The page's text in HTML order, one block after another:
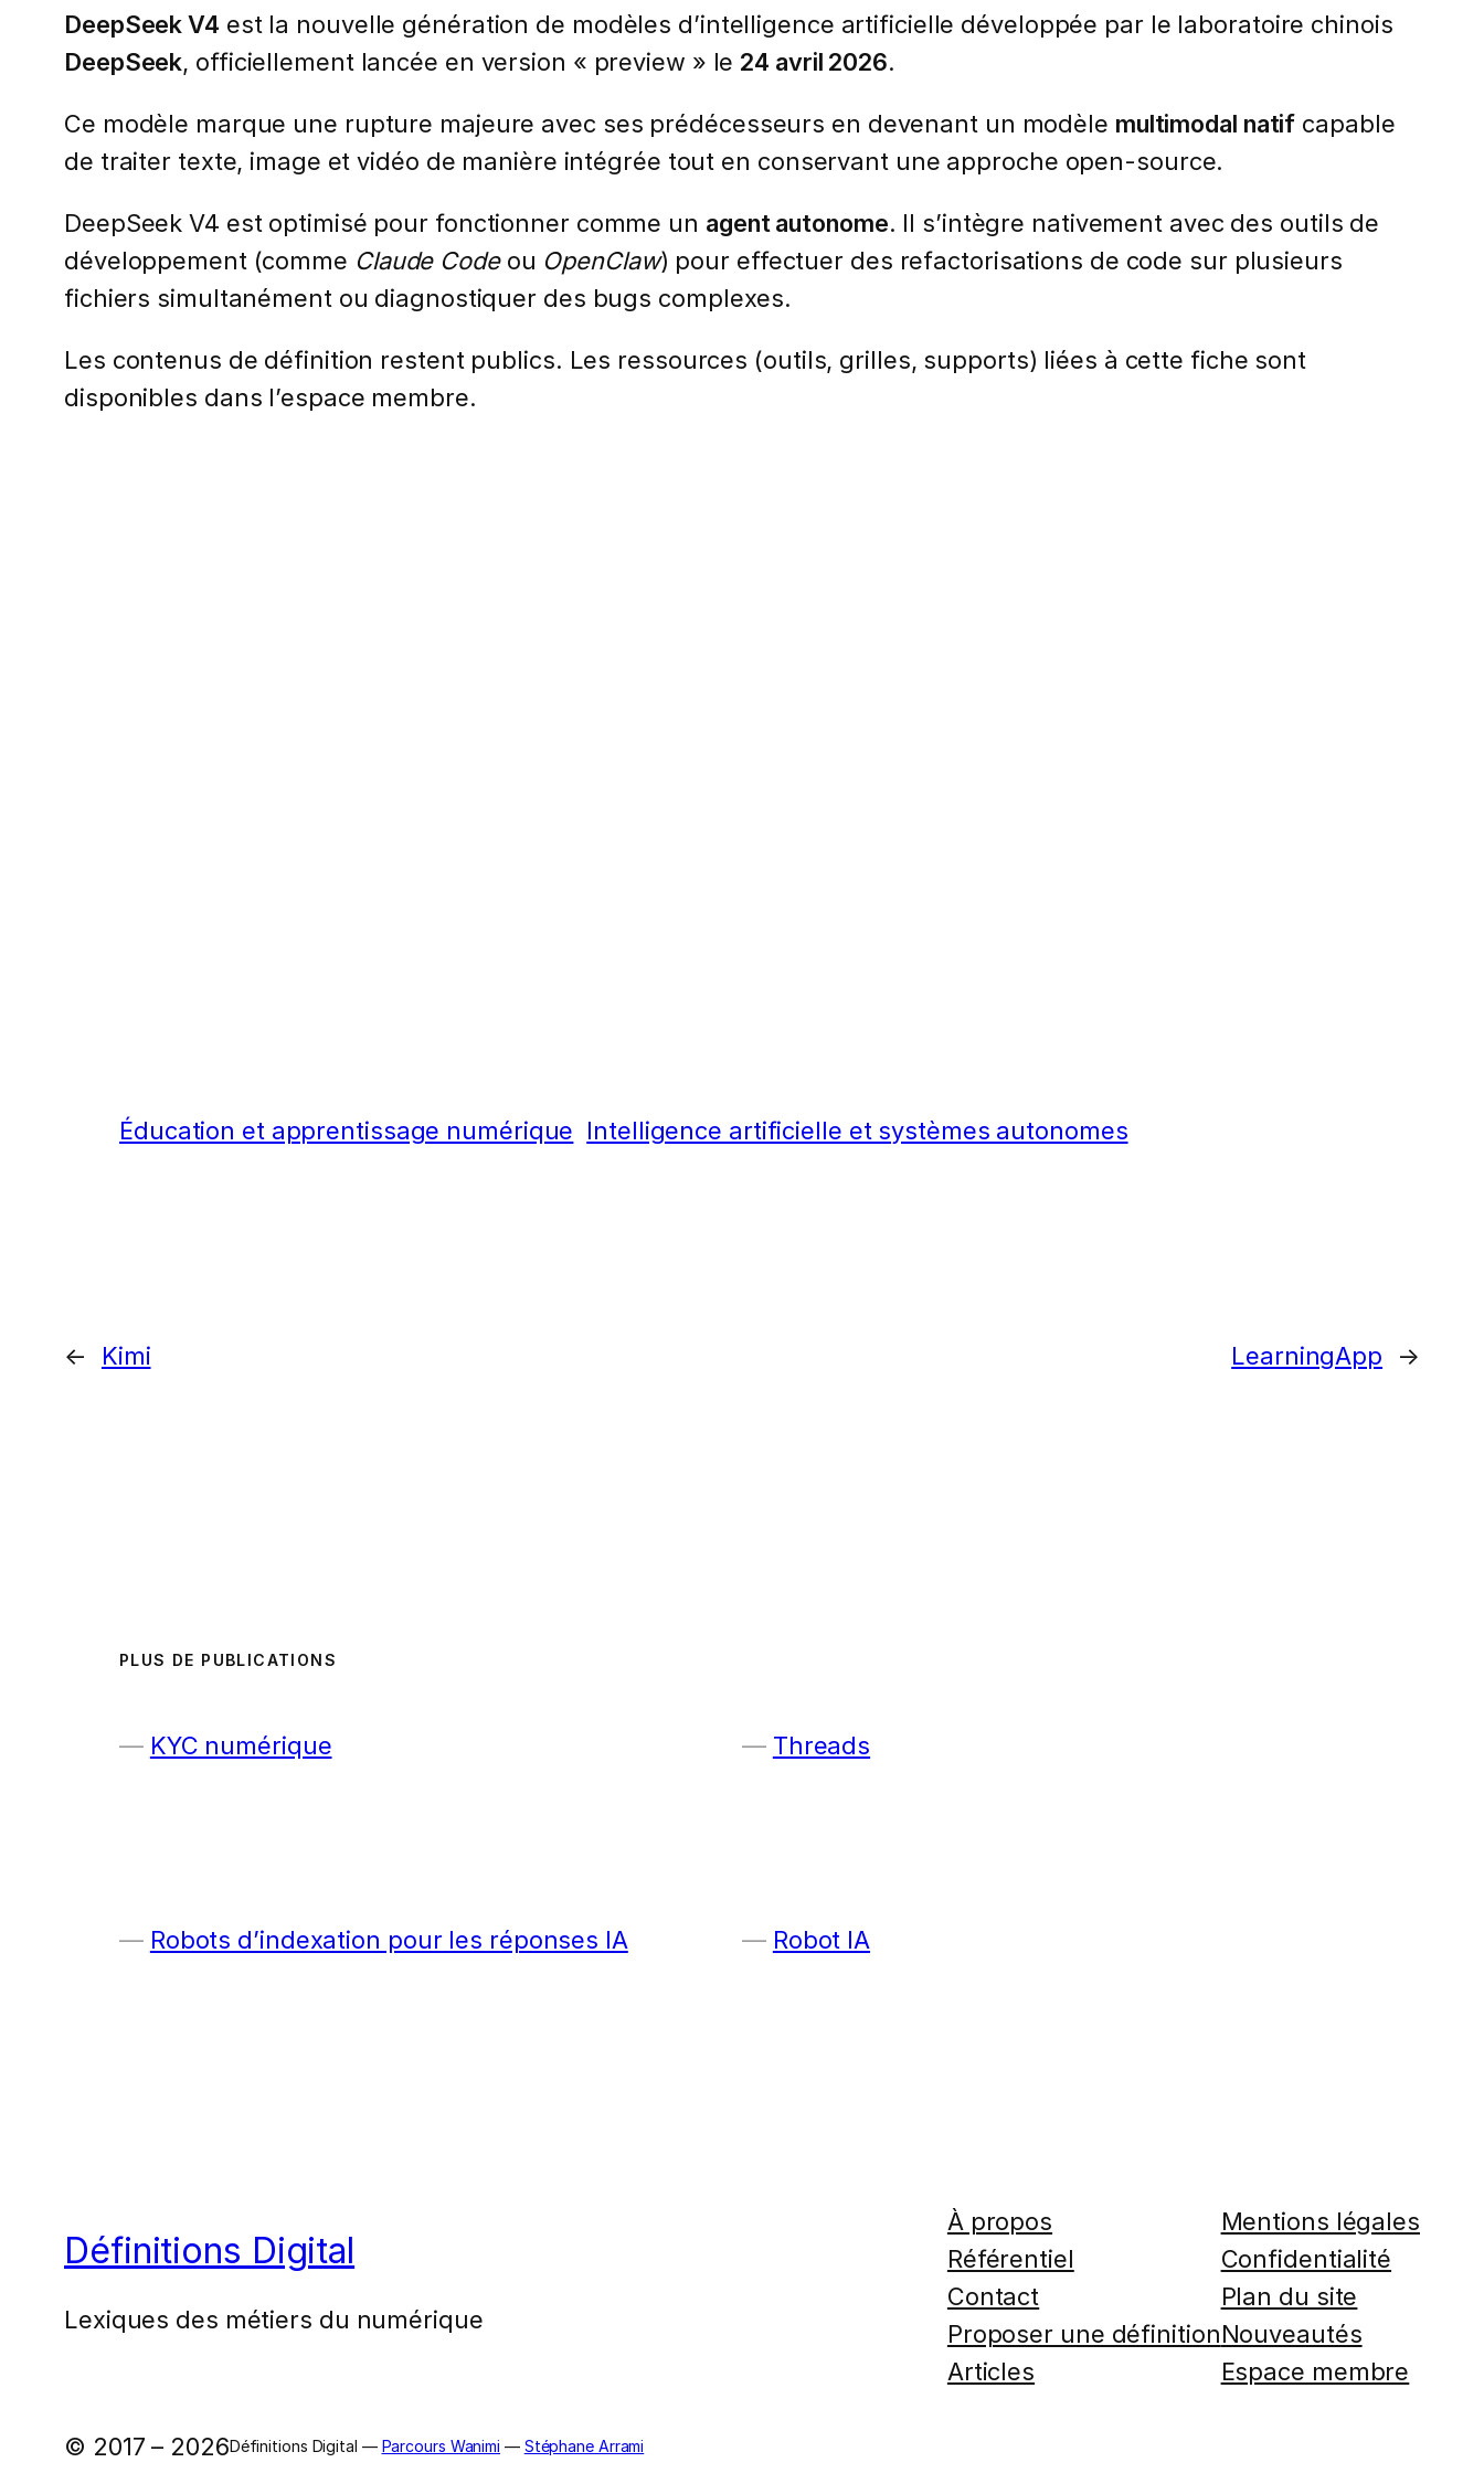
DeepSeek V4 est la nouvelle génération de modèles d’intelligence artificielle développée par le laboratoire chinois
DeepSeek, officiellement lancée en version « preview » le 24 avril 2026.
Ce modèle marque une rupture majeure avec ses prédécesseurs en devenant un modèle multimodal natif capable
de traiter texte, image et vidéo de manière intégrée tout en conservant une approche open-source.
DeepSeek V4 est optimisé pour fonctionner comme un agent autonome. Il s’intègre nativement avec des outils de
développement (comme Claude Codeou OpenClaw) pour effectuer des refactorisations de code sur plusieurs
fichiers simultanément ou diagnostiquer des bugs complexes.
Les contenus de définition restent publics. Les ressources (outils, grilles, supports) liées à cette fiche sont
disponibles dans l’espace membre.
Éducation et apprentissage numérique Intelligence artificielle et systèmes autonomes
← Kimi LearningApp →
PLUS DE PUBLICATIONS
KYC numérique Threads
Robots d’indexation pour les réponses IA Robot IA
Définitions Digital
Lexiques des métiers du numérique
À propos
Référentiel
Contact
Proposer une définition
Articles
Mentions légales
Confidentialité
Plan du site
Nouveautés
Espace membre
© 2017 – 2026Définitions Digital — Parcours Wanimi — Stéphane Arrami